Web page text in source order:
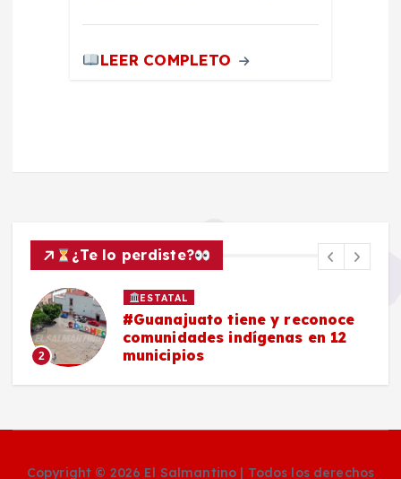
LEER COMPLETO
¿Te lo perdiste?
2
ESTATAL
#Guanajuato tiene y reconoce
comunidades indígenas en 12
municipios
Copyright © 2026 El Salmantino | Todos los derechos